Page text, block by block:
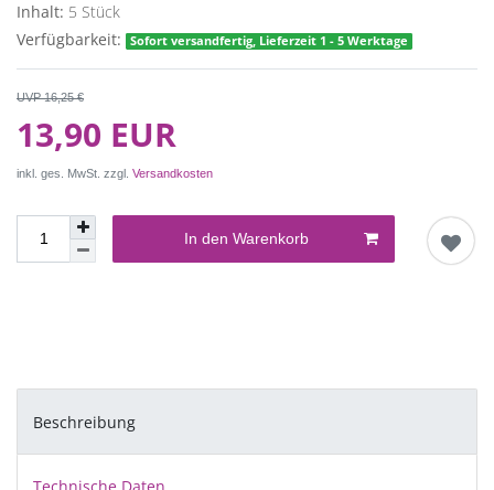
Inhalt: 5 Stück
Verfügbarkeit:
Sofort versandfertig, Lieferzeit 1 - 5 Werktage
UVP 16,25 €
13,90 EUR
inkl. ges. MwSt. zzgl. Versandkosten
In den Warenkorb
Beschreibung